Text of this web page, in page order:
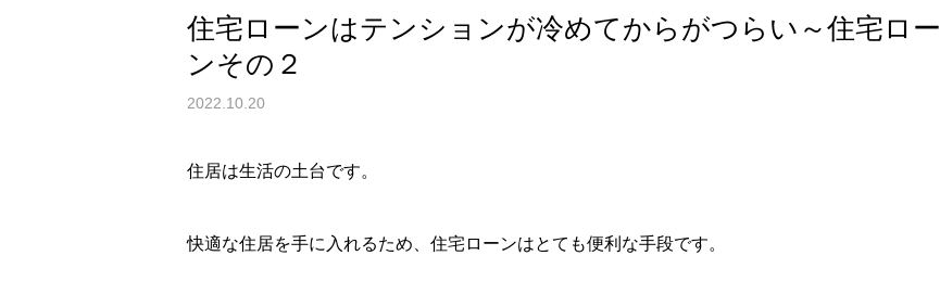
住宅ローンはテンションが冷めてからがつらい～住宅ロー
ンその２
2022.10.20
住居は生活の土台です。
快適な住居を手に入れるため、住宅ローンはとても便利な手段です。